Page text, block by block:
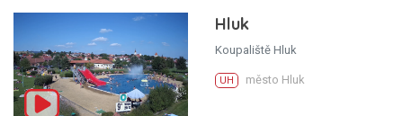
Hluk
Koupaliště Hluk
UH město Hluk